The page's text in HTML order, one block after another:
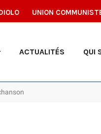
UNION
ACTUALITÉS QUI